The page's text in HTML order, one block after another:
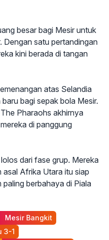
besar bagi Mesir untuk
Dengan satu pertandingan
kini berada di tangan
atas Selandia
bagi sepak bola Mesir.
Pharaohs akhirnya
di panggung
dari fase grup. Mereka
asal Afrika Utara itu siap
berbahaya di Piala
Mesir Bangkit
3-1